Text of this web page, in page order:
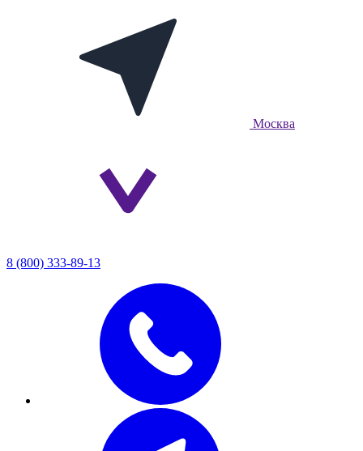
Москва
8 (800) 333-89-13